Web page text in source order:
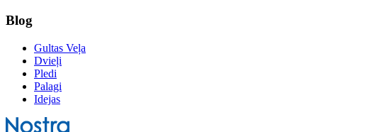
Blog
Gultas Veļa
Dvieļi
Pledi
Palagi
Idejas